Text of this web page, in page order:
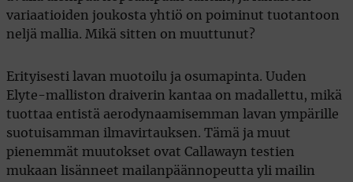
variaatioiden joukosta yhtiö on poiminut tuotantoon
neljä mallia. Mikä sitten on muuttunut?
Erityisesti lavan muotoilu ja osumapinta. Uuden
Elyte-malliston draiverin kantaa on madallettu, mikä
tuottaa entistä aerodynaamisemman lavan ympärille
suotuisamman ilmavirtauksen. Tämä ja muut
pienemmät muutokset ovat Callawayn testien
mukaan lisänneet mailanpäännopeutta yli mailin